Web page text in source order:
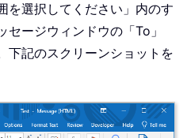
を選択してください」内のす
ージウィンドウの「To」
下記のスクリーンショットを